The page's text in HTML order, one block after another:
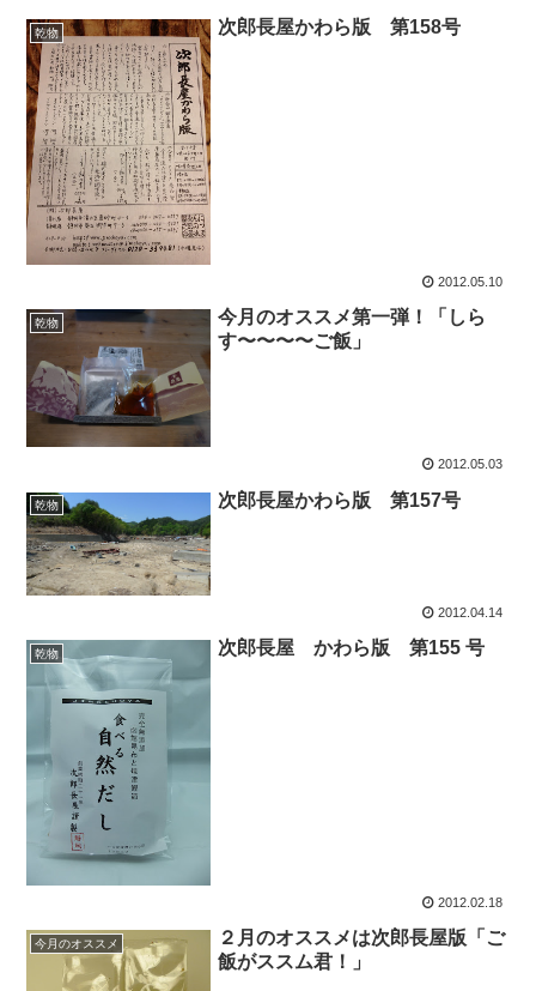
乾物 次郎長屋かわら版 第158号
2012.05.10
乾物
今月のオススメ第一弾！「しら
す〜〜〜〜ご飯」
2012.05.03
乾物 次郎長屋かわら版 第157号
2012.04.14
乾物 次郎長屋 かわら版 第155 号
2012.02.18
今月のオススメ
２月のオススメは次郎長屋版「ご
飯がススム君！」